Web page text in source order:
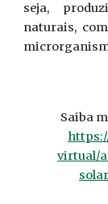
seja,
naturais,
Saiba
virtual/